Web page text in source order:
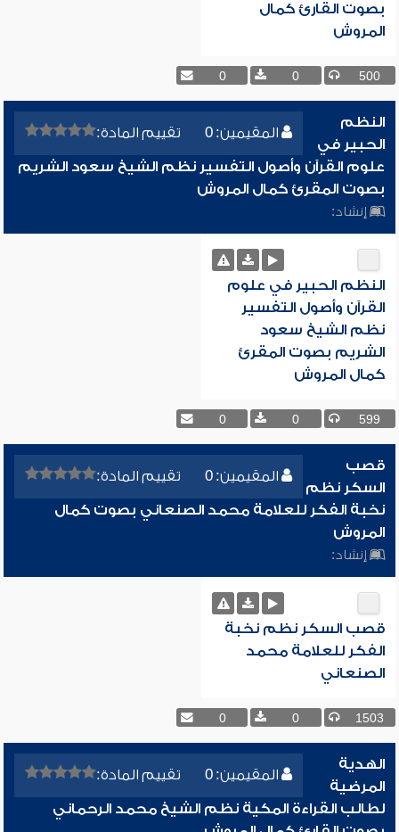
بصوت القارئ كمال
المروش
500
0
0
المقيمين: 0 تقييم المادة:
النظم
الحبير في
علوم القرآن وأصول التفسير نظم الشيخ سعود الشريم
بصوت المقرئ كمال المروش
إنشاد:
النظم الحبير في علوم
القرآن وأصول التفسير
نظم الشيخ سعود
الشريم بصوت المقرئ
كمال المروش
599
0
0
المقيمين: 0 تقييم المادة:
قصب
السكر نظم
نخبة الفكر للعلامة محمد الصنعاني بصوت كمال
المروش
إنشاد:
قصب السكر نظم نخبة
الفكر للعلامة محمد
الصنعاني
1503
0
0
المقيمين: 0 تقييم المادة:
الهدية
المرضية
لطالب القراءة المكية نظم الشيخ محمد الرحماني